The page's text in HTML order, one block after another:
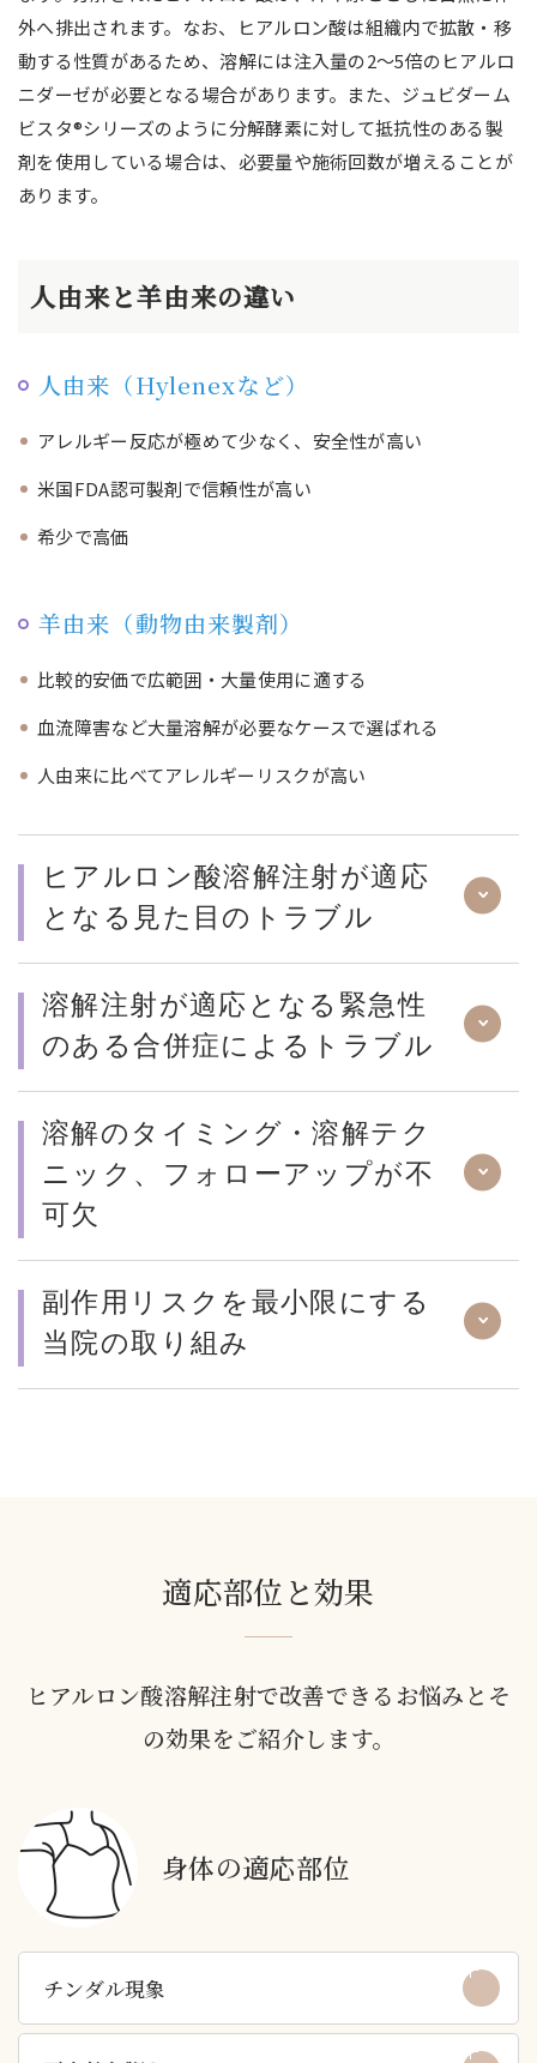
外へ排出されます。なお、ヒアルロン酸は組織内で拡散・移
動する性質があるため、溶解には注入量の2〜5倍のヒアルロ
ニダーゼが必要となる場合があります。また、ジュビダーム
ビスタ®シリーズのように分解酵素に対して抵抗性のある製
剤を使用している場合は、必要量や施術回数が増えることが
あります。
人由来と羊由来の違い
人由来（Hylenexなど）
アレルギー反応が極めて少なく、安全性が高い
米国FDA認可製剤で信頼性が高い
希少で高価
羊由来（動物由来製剤）
比較的安価で広範囲・大量使用に適する
血流障害など大量溶解が必要なケースで選ばれる
人由来に比べてアレルギーリスクが高い
ヒアルロン酸溶解注射が適応
となる見た目のトラブル
溶解注射が適応となる緊急性
のある合併症によるトラブル
溶解のタイミング・溶解テク
ニック、フォローアップが不
可欠
副作用リスクを最小限にする
当院の取り組み
適応部位と効果
ヒアルロン酸溶解注射で改善できるお悩みとそ
の効果をご紹介します。
身体の適応部位
チンダル現象